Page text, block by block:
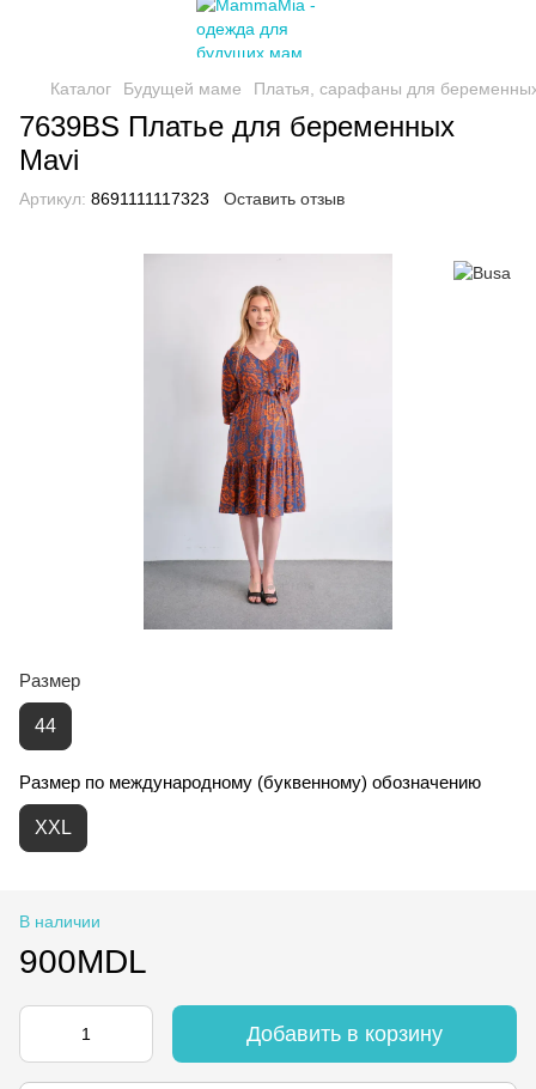
Каталог Будущей маме Платья, сарафаны для
7639BS Платье для беременных
Mavi
Артикул: 8691111117323 Оставить отзыв
Размер
44
Размер по международному (буквенному) обозначению
XXL
В наличии
900MDL
Добавить в корзину